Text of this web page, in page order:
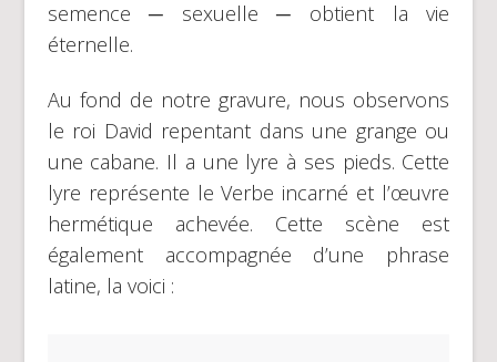
semence ─ sexuelle ─ obtient la vie
éternelle.
Au fond de notre gravure, nous observons
le roi David repentant dans une grange ou
une cabane. Il a une lyre à ses pieds. Cette
lyre représente le Verbe incarné et l’œuvre
hermétique achevée. Cette scène est
également accompagnée d’une phrase
latine, la voici :